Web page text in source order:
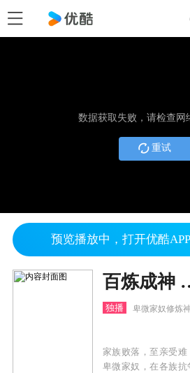
数据获取失败，请检查网
重试
预览播放中，打开优酷
百炼
独播 卑微家奴修炼
家族败落，至亲受
卑微家奴，在各族